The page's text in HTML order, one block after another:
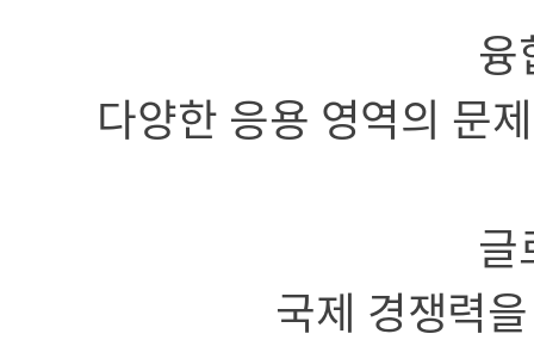
다양한 응용 영역의 문
국제 경쟁력